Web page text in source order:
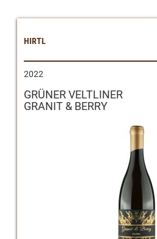
HIRTL
2022
GRÜNER VELTLINER
GRANIT & BERRY